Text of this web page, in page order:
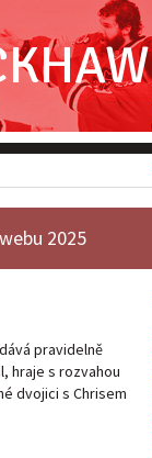
2025
pravidelně
hraje s rozvahou
dvojici s Chrisem